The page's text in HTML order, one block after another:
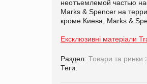
неотъемлемой частью
Marks & Spencer на
кроме Киева, Marks &
Ексклюзивні матеріали
Раздел: Товари та ринки
Теги: